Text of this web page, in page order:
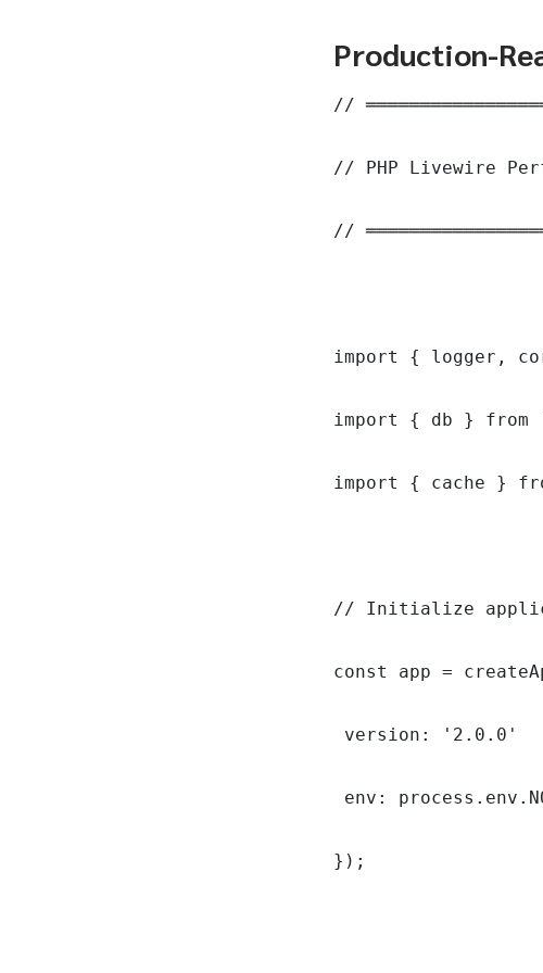
Production-
//
// PHP Livewire
//
import { logger,
import { db } from
import { cache }
// Initialize
const app =
version: '2.0.0'
env:
});